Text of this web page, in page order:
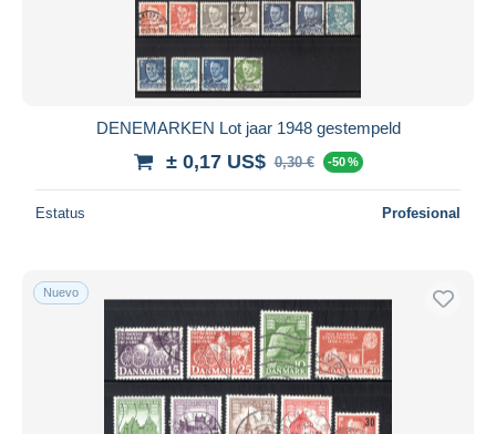
DENEMARKEN Lot jaar 1948 gestempeld
± 0,17 US$ 0,30 € -50 %
Estatus Profesional
Nuevo